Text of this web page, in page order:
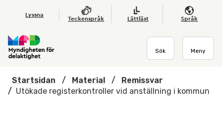
Hoppa till huvudmenyn
Lyssna
Teckenspråk Lättläst Språk
Sök Meny
Startsidan / Material /
Remissvar
/ Utökade registerkontroller vid anställning i kommun